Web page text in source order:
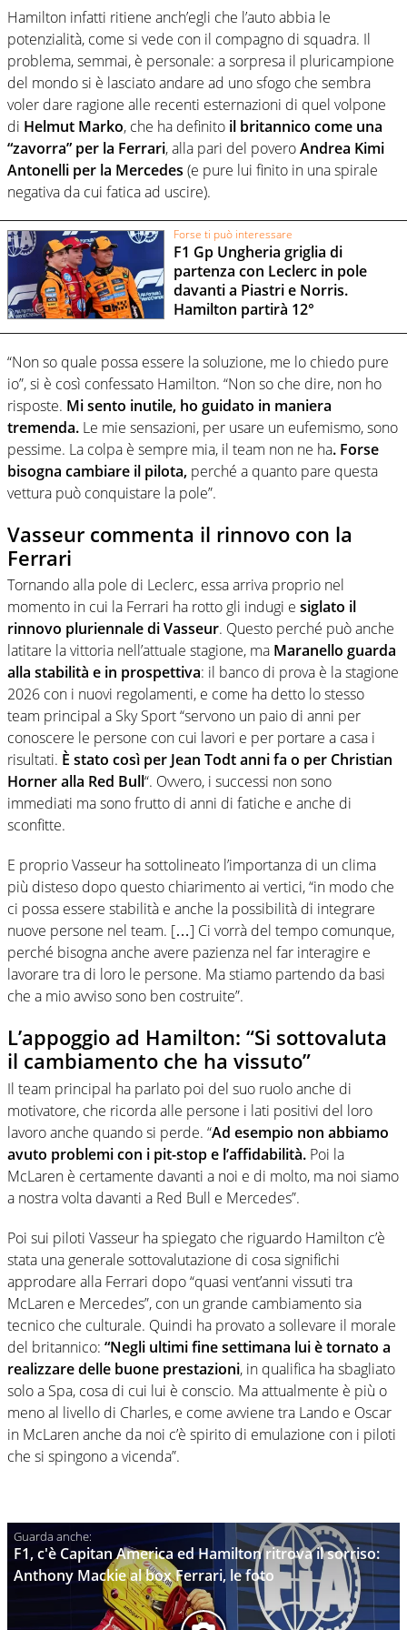
Hamilton infatti ritiene anch’egli che l’auto abbia le
potenzialità, come si vede con il compagno di squadra. Il
problema, semmai, è personale: a sorpresa il pluricampione
del mondo si è lasciato andare ad uno sfogo che sembra
voler dare ragione alle recenti esternazioni di quel volpone
di Helmut Marko, che ha definito il britannico come una
“zavorra” per la Ferrari, alla pari del poveroAndrea Kimi
Antonelli per la Mercedes (e pure lui finito in una spirale
negativa da cui fatica ad uscire).
Forse ti può interessare
F1 Gp Ungheria griglia di
partenza con Leclerc in pole
davanti a Piastri e Norris.
Hamilton partirà 12°
“Non so quale possa essere la soluzione, me lo chiedo pure
io”, si è così confessato Hamilton. “Non so che dire, non ho
risposte. Mi sento inutile, ho guidato in maniera
tremenda. Le mie sensazioni, per usare un eufemismo, sono
pessime. La colpa è sempre mia, il team non ne ha. Forse
bisogna cambiare il pilota, perché a quanto pare questa
vettura può conquistare la pole”.
Vasseur commenta il rinnovo con la
Ferrari
Tornando alla pole di Leclerc, essa arriva proprio nel
momento in cui la Ferrari ha rotto gli indugi e siglato il
rinnovo pluriennale di Vasseur. Questo perché può anche
latitare la vittoria nell’attuale stagione, ma Maranello guarda
alla stabilità e in prospettiva: il banco di prova è la stagione
2026 con i nuovi regolamenti, e come ha detto lo stesso
team principal a Sky Sport “servono un paio di anni per
conoscere le persone con cui lavori e per portare a casa i
risultati. È stato così per Jean Todt anni fa o per Christian
Horner alla Red Bull“. Ovvero, i successi non sono
immediati ma sono frutto di anni di fatiche e anche di
sconfitte.
E proprio Vasseur ha sottolineato l’importanza di un clima
più disteso dopo questo chiarimento ai vertici, “in modo che
ci possa essere stabilità e anche la possibilità di integrare
nuove persone nel team. […] Ci vorrà del tempo comunque,
perché bisogna anche avere pazienza nel far interagire e
lavorare tra di loro le persone. Ma stiamo partendo da basi
che a mio avviso sono ben costruite”.
L’appoggio ad Hamilton: “Si sottovaluta
il cambiamento che ha vissuto”
Il team principal ha parlato poi del suo ruolo anche di
motivatore, che ricorda alle persone i lati positivi del loro
lavoro anche quando si perde. “Ad esempio non abbiamo
avuto problemi con i pit-stop e l’affidabilità. Poi la
McLaren è certamente davanti a noi e di molto, ma noi siamo
a nostra volta davanti a Red Bull e Mercedes”.
Poi sui piloti Vasseur ha spiegato che riguardo Hamilton c’è
stata una generale sottovalutazione di cosa significhi
approdare alla Ferrari dopo “quasi vent’anni vissuti tra
McLaren e Mercedes”, con un grande cambiamento sia
tecnico che culturale. Quindi ha provato a sollevare il morale
del britannico: “Negli ultimi fine settimana lui è tornato a
realizzare delle buone prestazioni, in qualifica ha sbagliato
solo a Spa, cosa di cui lui è conscio. Ma attualmente è più o
meno al livello di Charles, e come avviene tra Lando e Oscar
in McLaren anche da noi c’è spirito di emulazione con i piloti
che si spingono a vicenda”.
F1, c'è Capitan America ed Hamilton ritrova il sorriso:
Anthony Mackie al box Ferrari, le foto